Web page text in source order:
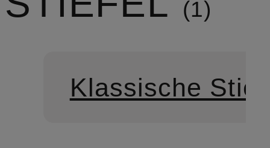
1
Klassische